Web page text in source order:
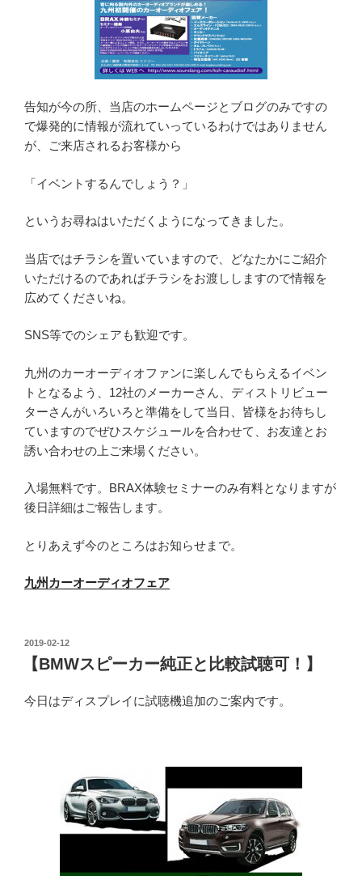
告知が今の所、当店のホームページとブログのみですの
で爆発的に情報が流れていっているわけではありません
が、ご来店されるお客様から
「イベントするんでしょう？」
というお尋ねはいただくようになってきました。
当店ではチラシを置いていますので、どなたかにご紹介
いただけるのであればチラシをお渡ししますので情報を
広めてくださいね。
SNS等でのシェアも歓迎です。
九州のカーオーディオファンに楽しんでもらえるイベン
トとなるよう、12社のメーカーさん、ディストリビュー
ターさんがいろいろと準備をして当日、皆様をお待ちし
ていますのでぜひスケジュールを合わせて、お友達とお
誘い合わせの上ご来場ください。
入場無料です。BRAX体験セミナーのみ有料となりますが
後日詳細はご報告します。
とりあえず今のところはお知らせまで。
九州カーオーディオフェア
投
稿
日:
2019-02-12
【BMWスピーカー純正と比較試聴可！】
今日はディスプレイに試聴機追加のご案内です。